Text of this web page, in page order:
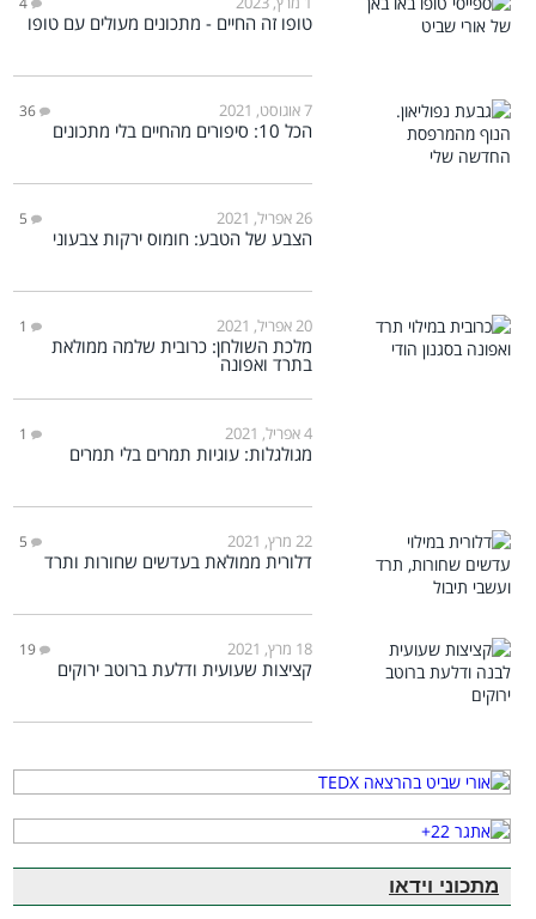
טופו זה החיים - מתכונים מעולים עם טופו
7 אוגוסט, 2021 36
הכל 10: סיפורים מהחיים בלי מתכונים
26 אפריל, 2021 5
הצבע של הטבע: חומוס ירקות צבעוני
20 אפריל, 2021 1
מלכת השולחן: כרובית שלמה ממולאת
בתרד ואפונה
4 אפריל, 2021 1
מגולגלות: עוגיות תמרים בלי תמרים
22 מרץ, 2021 5
דלורית ממולאת בעדשים שחורות ותרד
18 מרץ, 2021 19
קציצות שעועית ודלעת ברוטב ירוקים
מתכוני וידאו